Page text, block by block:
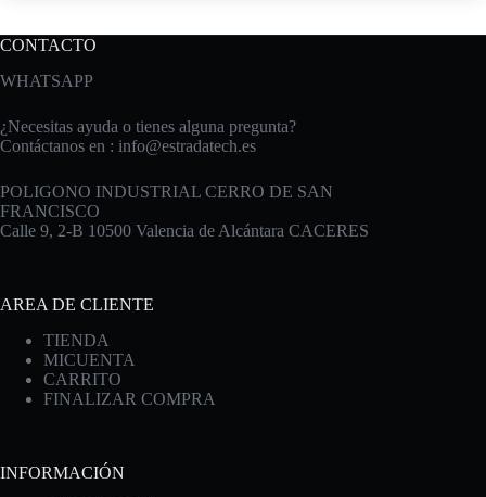
CONTACTO
WHATSAPP
¿Necesitas ayuda o tienes alguna pregunta?
Contáctanos en : info@estradatech.es
POLIGONO INDUSTRIAL CERRO DE SAN
FRANCISCO
Calle 9, 2-B 10500 Valencia de Alcántara CACERES
AREA DE CLIENTE
TIENDA
MICUENTA
CARRITO
FINALIZAR COMPRA
INFORMACIÓN